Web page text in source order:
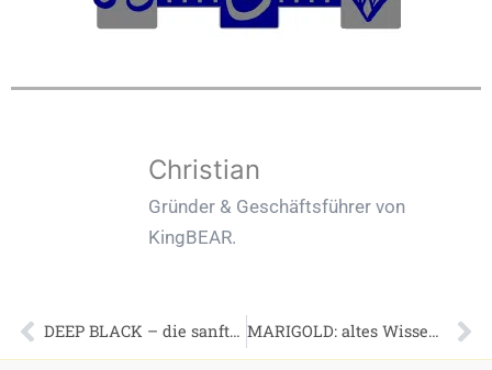
Christian
Gründer & Geschäftsführer von
KingBEAR.
Zurück DEEP BLACK – die sanfte Männerseife MARIGOLD: altes Wissen modern interpretiert